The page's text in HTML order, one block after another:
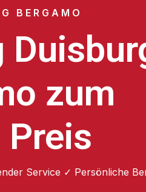
BERGAMO
zum
Service ✓ Persönliche